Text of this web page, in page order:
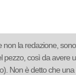
non la redazione,
pezzo, così da avere
Non è detto che